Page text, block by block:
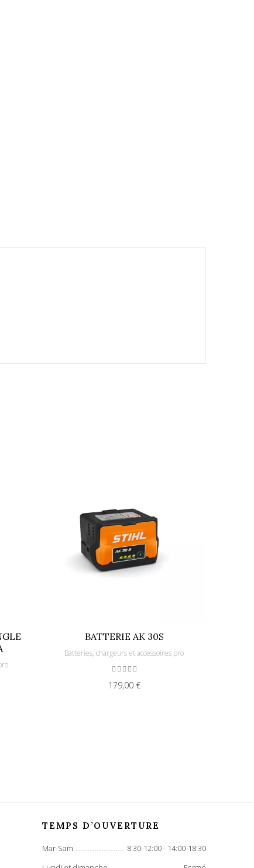
BATTERIE AK 30S
Batteries, chargeurs et accessoires pro
179,00 €
TEMPS D’OUVERTURE
Mar-Sam
8:30-12:00 - 14:00-18:30